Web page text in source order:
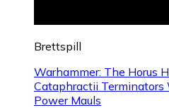
Brettspill
Warhammer: The Horus
Cataphractii
Power Mauls